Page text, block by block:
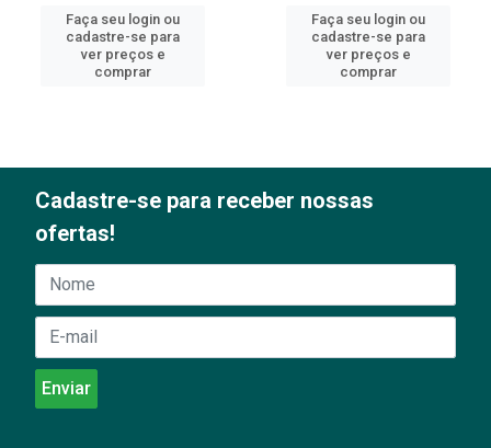
Faça seu login ou
cadastre-se para
ver preços e
comprar
Faça seu login ou
cadastre-se para
ver preços e
comprar
Cadastre-se para receber nossas
ofertas!